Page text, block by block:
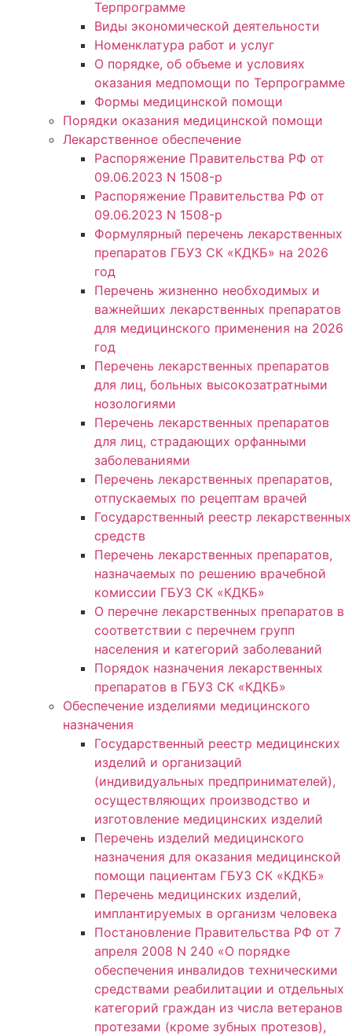
Терпрограмме
Виды экономической деятельности
Номенклатура работ и услуг
О порядке, об объеме и условиях
оказания медпомощи по Терпрограмме
Формы медицинской помощи
Порядки оказания медицинской помощи
Лекарственное обеспечение
Распоряжение Правительства РФ от
09.06.2023 N 1508-р
Распоряжение Правительства РФ от
09.06.2023 N 1508-р
Формулярный перечень лекарственных
препаратов ГБУЗ СК «КДКБ» на 2026
год
Перечень жизненно необходимых и
важнейших лекарственных препаратов
для медицинского применения на 2026
год
Перечень лекарственных препаратов
для лиц, больных высокозатратными
нозологиями
Перечень лекарственных препаратов
для лиц, страдающих орфанными
заболеваниями
Перечень лекарственных препаратов,
отпускаемых по рецептам врачей
Государственный реестр лекарственных
средств
Перечень лекарственных препаратов,
назначаемых по решению врачебной
комиссии ГБУЗ СК «КДКБ»
О перечне лекарственных препаратов в
соответствии с перечнем групп
населения и категорий заболеваний
Порядок назначения лекарственных
препаратов в ГБУЗ СК «КДКБ»
Обеспечение изделиями медицинского
назначения
Государственный реестр медицинских
изделий и организаций
(индивидуальных предпринимателей),
осуществляющих производство и
изготовление медицинских изделий
Перечень изделий медицинского
назначения для оказания медицинской
помощи пациентам ГБУЗ СК «КДКБ»
Перечень медицинских изделий,
имплантируемых в организм человека
Постановление Правительства РФ от 7
апреля 2008 N 240 «О порядке
обеспечения инвалидов техническими
средствами реабилитации и отдельных
категорий граждан из числа ветеранов
протезами (кроме зубных протезов),